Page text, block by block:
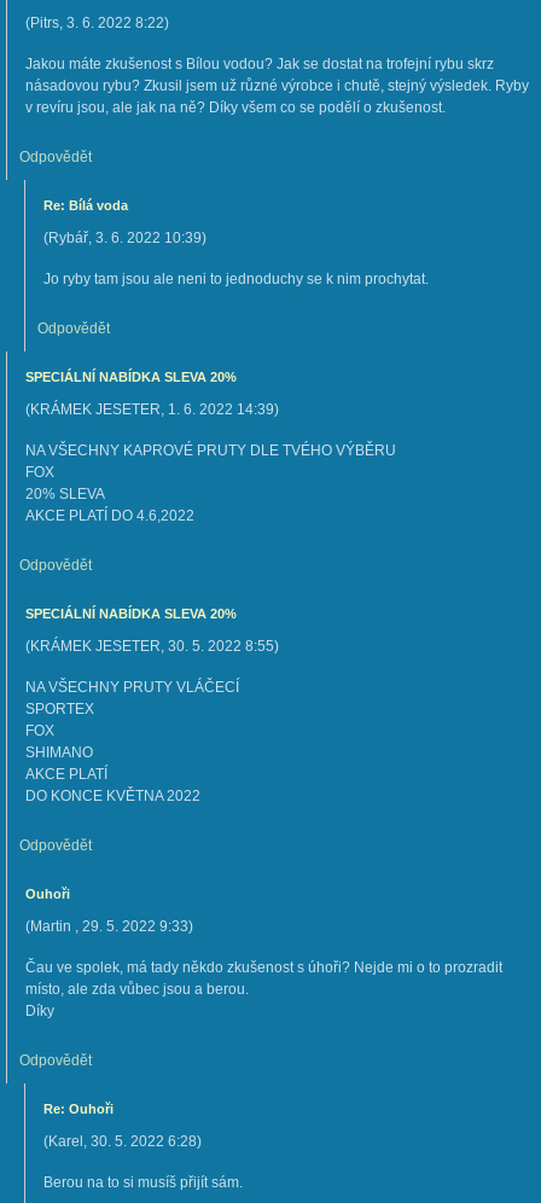
(Pitrs, 3. 6. 2022 8:22)
Jakou máte zkušenost s Bílou vodou? Jak se dostat na trofejní rybu skrz
násadovou rybu? Zkusil jsem už různé výrobce i chutě, stejný výsledek. Ryby
v revíru jsou, ale jak na ně? Díky všem co se podělí o zkušenost.
Odpovědět
Re: Bílá voda
(Rybář, 3. 6. 2022 10:39)
Jo ryby tam jsou ale neni to jednoduchy se k nim prochytat.
Odpovědět
SPECIÁLNÍ NABÍDKA SLEVA 20%
(KRÁMEK JESETER, 1. 6. 2022 14:39)
NA VŠECHNY KAPROVÉ PRUTY DLE TVÉHO VÝBĚRU
FOX
20% SLEVA
AKCE PLATÍ DO 4.6,2022
Odpovědět
SPECIÁLNÍ NABÍDKA SLEVA 20%
(KRÁMEK JESETER, 30. 5. 2022 8:55)
NA VŠECHNY PRUTY VLÁČECÍ
SPORTEX
FOX
SHIMANO
AKCE PLATÍ
DO KONCE KVĚTNA 2022
Odpovědět
Ouhoři
(Martin , 29. 5. 2022 9:33)
Čau ve spolek, má tady někdo zkušenost s úhoři? Nejde mi o to prozradit
místo, ale zda vůbec jsou a berou.
Díky
Odpovědět
Re: Ouhoři
(Karel , 30. 5. 2022 6:28)
Berou na to si musíš přijít sám.